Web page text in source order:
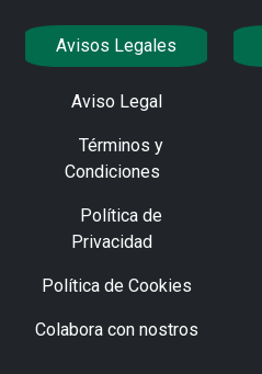
Avisos Legales
Aviso Legal
Términos y
Condiciones
Política de
Privacidad
Política de Cookies
Colabora con nostros